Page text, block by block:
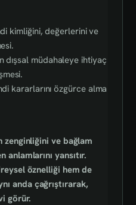
kimliğini, değerlerini ve
dışsal müdahaleye ihtiyaç
kararlarını özgürce alma
zenginliğini ve bağlam
yansıtır.
öznelliği hem de
anda çağrıştırarak,
görür.